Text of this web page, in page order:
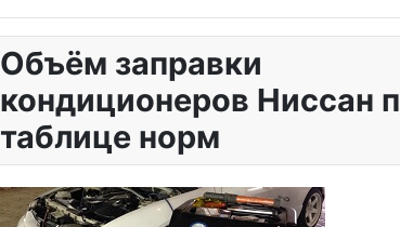
Объём заправки
кондиционеров Ниссан
таблице норм